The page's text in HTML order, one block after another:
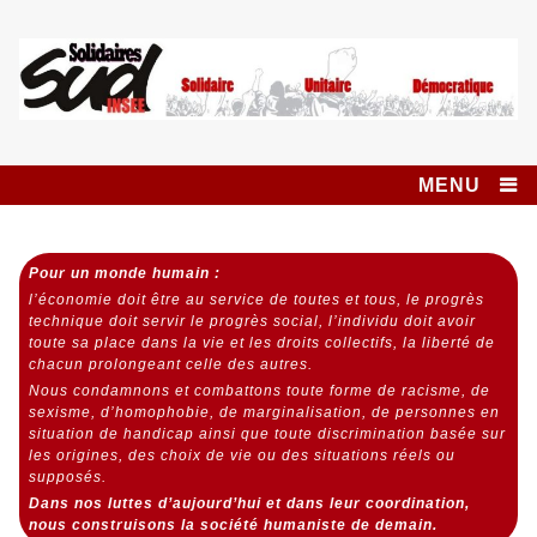
content
Syndicat SUD
INSEE SOLIDAIRES
MENU
Pour un monde humain :
l’économie doit être au service de toutes et tous,le progrès
technique doit servir le progrès social,l’individu doit avoir
toute sa place dans la vie et les droits collectifs, la liberté de
chacun prolongeant celle des autres.
Nous condamnons et combattons toute forme de racisme, de
sexisme, d’homophobie, de marginalisation, de personnes en
situation de handicap ainsi que toute discrimination basée sur
les origines, des choix de vie ou des situations réels ou
supposés.
Dans nos luttes d’aujourd’hui et dans leur coordination,
nous construisons la société humaniste de demain.